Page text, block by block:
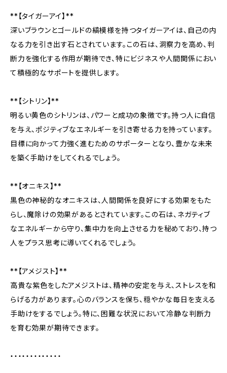
**【タイガーアイ】**
深いブラウンとゴールドの縞模様を持つタイガーアイは、自己の内
なる力を引き出す石とされています。この石は、洞察力を高め、判
断力を強化する作用が期待でき、特にビジネスや人間関係におい
て積極的なサポートを提供します。
**【シトリン】**
明るい黄色のシトリンは、パワーと成功の象徴です。持つ人に自信
を与え、ポジティブなエネルギーを引き寄せる力を持っています。
目標に向かって力強く進むためのサポーターとなり、豊かな未来
を築く手助けをしてくれるでしょう。
**【オニキス】**
黒色の神秘的なオニキスは、人間関係を良好にする効果をもた
らし、魔除けの効果があるとされています。この石は、ネガティブ
なエネルギーから守り、集中力を向上させる力を秘めており、持つ
人をプラス思考に導いてくれるでしょう。
**【アメジスト】**
高貴な紫色をしたアメジストは、精神の安定を与え、ストレスを和
らげる力があります。心のバランスを保ち、穏やかな毎日を支える
手助けをするでしょう。特に、困難な状況において冷静な判断力
を育む効果が期待できます。
・・・・・・・・・・・・・